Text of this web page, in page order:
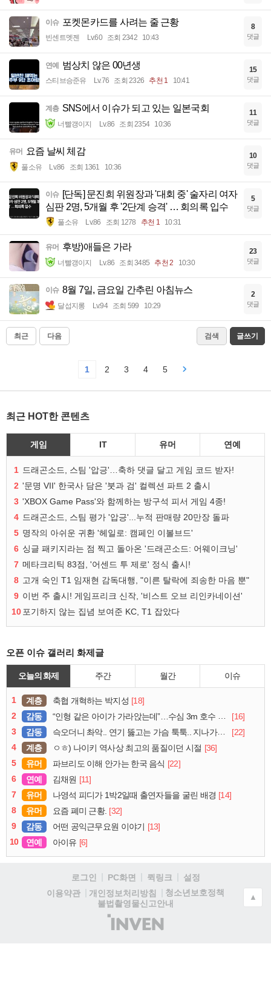
이슈 포켓몬카드를 사려는 줄 근황
빈센트멧젠 Lv.60 조회 2342 10:43
8
댓글
연예 범상치 않은 00년생
스티브승준유 Lv.76 조회 2326 추천 1 10:41
15
댓글
계층 SNS에서 이슈가 되고 있는 일본국회
너빨갱이지 Lv.86 조회 2354 10:36
11
댓글
유머 요즘 날씨 체감
풀소유 Lv.86 조회 1361 10:36
10
댓글
이슈 [단독] 문진희 위원장과 '대회 중' 술자리 여자
심판 2명, 5개월 후 '2단계 승격' … 회의록 입수
풀소유 Lv.86 조회 1278 추천 1 10:31
5
댓글
유머 후방)애들은 가라
너빨갱이지 Lv.86 조회 3485 추천 2 10:30
23
댓글
이슈 8월 7일, 금요일 간추린 아침뉴스
달섭지롱 Lv.94 조회 599 10:29
2
댓글
최근 다음 검색 글쓰기
1 2 3 4 5
최근 HOT한 콘텐츠
게임 IT 유머 연예
1 드래곤소드, 스팀 '압긍'…축하 댓글 달고 게임 코드 받자!
2 '문명 VII' 한국사 담은 '붓과 검' 컬렉션 파트 2 출시
3 'XBOX Game Pass'와 함께하는 방구석 피서 게임 4종!
4 드래곤소드, 스팀 평가 '압긍'...누적 판매량 20만장 돌파
5 명작의 아쉬운 귀환 '헤일로: 캠페인 이볼브드'
6 싱글 패키지라는 점 찍고 돌아온 '드래곤소드: 어웨이크닝'
7 메타크리틱 83점, '어센드 투 제로' 정식 출시!
8 고개 숙인 T1 임재현 감독대행, "이른 탈락에 죄송한 마음 뿐"
9 이번 주 출시! 게임프리크 신작, '비스트 오브 리인카네이션'
10 포기하지 않는 집념 보여준 KC, T1 잡았다
오픈 이슈 갤러리 화제글
오늘의 화제 주간 월간 이슈
1 계층 축협 개혁하는 박지성 [18]
2
감동 “인형 같은 아이가 가라앉는데”…수심 3m 호수 뛰어든 60대 의인
[16]
3
감동 슥오더니 촤악.. 연기 뚫고는 가슴 툭툭.. 지나가던 아재의 정체
[22]
4
계층 ㅇㅎ) 나이키 역사상 최고의 품질이던 시절 [36]
5
유머 파브리도 이해 안가는 한국 음식 [22]
6
연예 김채원 [11]
7
유머 나영석 피디가 1박2일때 출연자들을 굴린 배경 [14]
8
유머 요즘 폐미 근황. [32]
9
감동 어떤 공익근무요원 이야기 [13]
10
연예 아이유 [6]
로그인 PC화면 퀵링크
설정
이용약관
개인정보처리방침
청소년보호정책
불법촬영물신고안내
(주)
인
▲